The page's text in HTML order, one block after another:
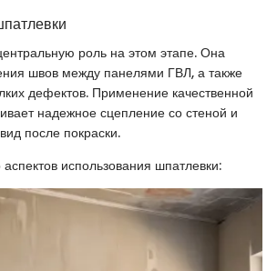
роль на этом этапе. Она
швов между панелями ГВЛ, а также
дефектов. Применение качественной
надежное сцепление со стеной и
после покраски.
использования шпатлевки: